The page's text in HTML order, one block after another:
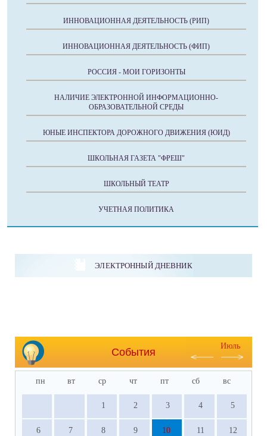
ИННОВАЦИОННАЯ ДЕЯТЕЛЬНОСТЬ (РИП)
ИННОВАЦИОННАЯ ДЕЯТЕЛЬНОСТЬ (ФИП)
РОССИЯ - МОИ ГОРИЗОНТЫ
НАЛИЧИЕ ЭЛЕКТРОННОЙ ИНФОРМАЦИОННО-
ОБРАЗОВАТЕЛЬНОЙ СРЕДЫ
ЮНЫЕ ИНСПЕКТОРА ДОРОЖНОГО ДВИЖЕНИЯ (ЮИД)
ШКОЛЬНАЯ ГАЗЕТА "ФРЕШ"
ШКОЛЬНЫЙ ТЕАТР
УЧЕТНАЯ ПОЛИТИКА
ЭЛЕКТРОННЫЙ ДНЕВНИК
События
Июль
пн вт ср чт пт сб вс
1 2 3 4 5
6 7 8 9 10 11 12